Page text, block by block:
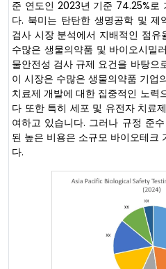
준 연도인 2023년 기준 74.25%로
다. 북미는 탄탄한 생명공학 및 제
검사 시장 분석에서 지배적인 점
수많은 생물의약품 및 바이오시밀
물안전성 검사 규제 요건을 바탕으
이 시장은 수많은 생물의약품 기업
치료제 개발에 대한 집중적인 노력
다 또한 특히 세포 및 유전자 치료
여하고 있습니다. 그러나 규정 준
된 높은 비용은 소규모 바이오테크
다.